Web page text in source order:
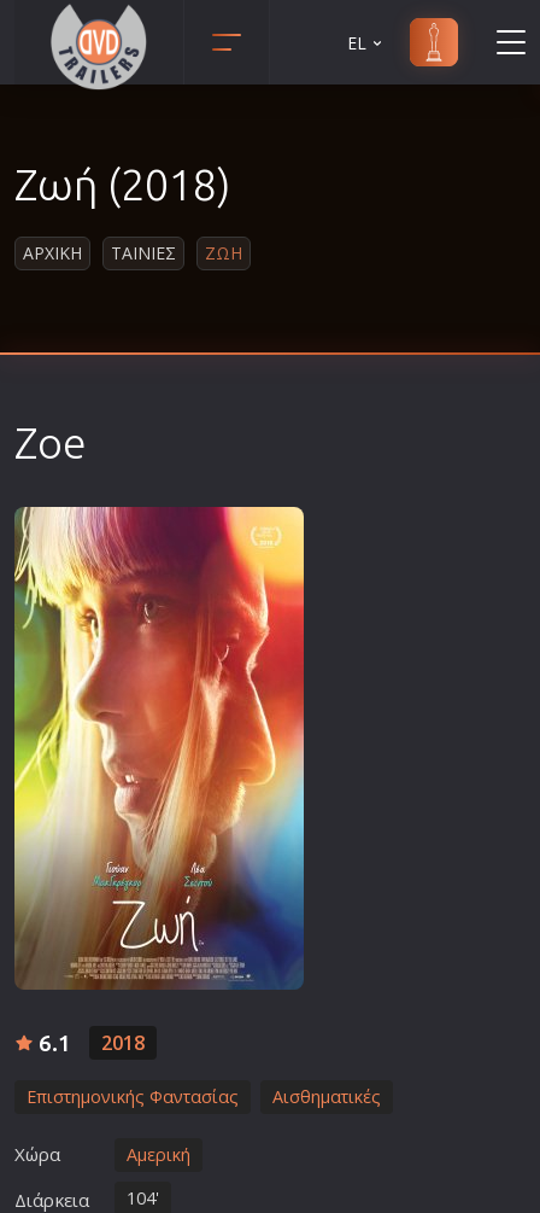
Αστυνομικές
Επιβίωσης
Επιστημονικής Φαντασίας
Εποχής
Ερωτικές
Ευρωπαικός Κινηματογράφος
Θρησκευτικές
Θρίλερ
Ιστορικές
Καταστροφής
Κλασσικές
EL
Ζωή (2018)
ΑΡΧΙΚΗ ΤΑΙΝΙΕΣ ΖΩΗ
Zoe
6.1 2018
Επιστημονικής Φαντασίας Αισθηματικές
Χώρα Αμερική
Διάρκεια 104'